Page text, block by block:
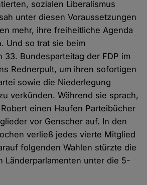
sozialen Liberalismus
unter diesen Voraussetzungen
mehr, ihre freiheitliche Agenda
Und so trat sie beim
33. Bundesparteitag der FDP im
Rednerpult, um ihren sofortigen
sowie die Niederlegung
verkünden. Während sie sprach,
einen Haufen Parteibücher
vor Genscher auf. In den
verließ jedes vierte Mitglied
folgenden Wahlen stürzte die
Länderparlamenten unter die 5-